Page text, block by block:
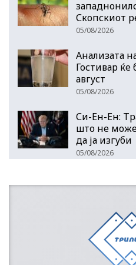
Скопскиот
05/08/2026
Анализата
Гостивар ќе
август
05/08/2026
Си-Ен-Ен:
што не
да ја изгуби
05/08/2026